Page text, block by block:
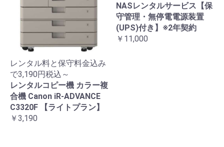
レンタル料と保守料金込み
で3,190円税込～
レンタルコピー機 カラー複
合機 Canon iR-ADVANCE
C3320F 【ライトプラン】
￥3,190
NASレンタルサービス【保
守管理・無停電電源装置
(UPS)付き】※2年契約
￥11,000